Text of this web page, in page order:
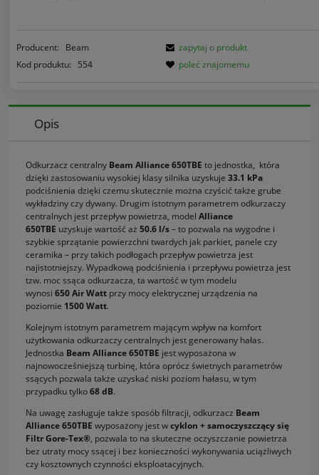
Producent:
Beam
Kod produktu:
554
zapytaj o produkt
poleć znajomemu
Opis
Odkurzacz centralny Beam Alliance 650TBE to jednostka, która
dzięki zastosowaniu wysokiej klasy silnika uzyskuje 33.1 kPa
podciśnienia dzięki czemu skutecznie można czyścić także grube
wykładziny czy dywany. Drugim istotnym parametrem odkurzaczy
centralnych jest przepływ powietrza, model Alliance
650TBE uzyskuje wartość aż 50.6 l/s– to pozwala na wygodne i
szybkie sprzątanie powierzchni twardych jak parkiet, panele czy
ceramika – przy takich podłogach przepływ powietrza jest
najistotniejszy. Wypadkową podciśnienia i przepływu powietrza jest
tzw. moc ssąca odkurzacza, ta wartość w tym modelu
wynosi 650 Air Watt przy mocy elektrycznej urządzenia na
poziomie 1500Watt.
Kolejnym istotnym parametrem mającym wpływ na komfort
użytkowania odkurzaczy centralnych jest generowany hałas.
Jednostka Beam Alliance 650TBE jest wyposażona w
najnowocześniejszą turbinę, która oprócz świetnych parametrów
ssących pozwala także uzyskać niski poziom hałasu, w tym
przypadku tylko68 dB.
Na uwagę zasługuje także sposób filtracji, odkurzacz Beam
Alliance 650TBE wyposażony jest wcyklon + samoczyszczący się
Filtr Gore-Tex®, pozwala to na skuteczne oczyszczanie powietrza
bez utraty mocy ssącej i bez konieczności wykonywania uciążliwych
czy kosztownych czynności eksploatacyjnych.